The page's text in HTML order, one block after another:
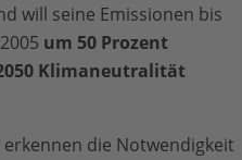
will seine Emissionen bis
um 50 Prozent
Klimaneutralität
die Notwendigkeit